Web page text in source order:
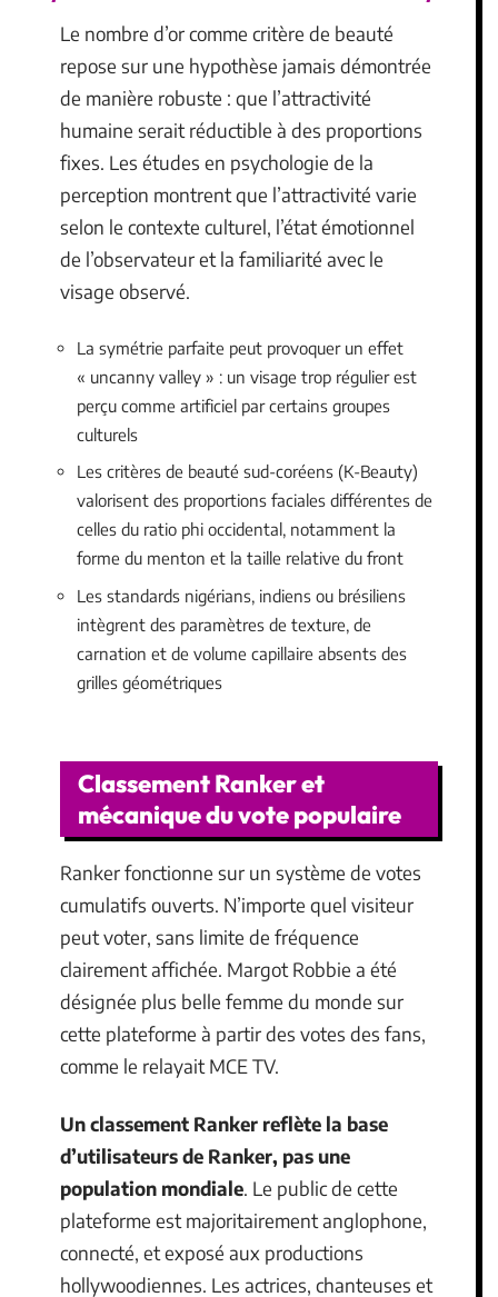
Le nombre d’or comme critère de beauté
repose sur une hypothèse jamais démontrée
de manière robuste : que l’attractivité
humaine serait réductible à des proportions
fixes. Les études en psychologie de la
perception montrent que l’attractivité varie
selon le contexte culturel, l’état émotionnel
de l’observateur et la familiarité avec le
visage observé.
La symétrie parfaite peut provoquer un effet
« uncanny valley » : un visage trop régulier est
perçu comme artificiel par certains groupes
culturels
Les critères de beauté sud-coréens (K-Beauty)
valorisent des proportions faciales différentes de
celles du ratio phi occidental, notamment la
forme du menton et la taille relative du front
Les standards nigérians, indiens ou brésiliens
intègrent des paramètres de texture, de
carnation et de volume capillaire absents des
grilles géométriques
Classement Ranker et
mécanique du vote populaire
Ranker fonctionne sur un système de votes
cumulatifs ouverts. N’importe quel visiteur
peut voter, sans limite de fréquence
clairement affichée. Margot Robbie a été
désignée plus belle femme du monde sur
cette plateforme à partir des votes des fans,
comme le relayait MCE TV.
Un classement Ranker reflète la base
d’utilisateurs de Ranker, pas une
population mondiale. Le public de cette
plateforme est majoritairement anglophone,
connecté, et exposé aux productions
hollywoodiennes. Les actrices, chanteuses et